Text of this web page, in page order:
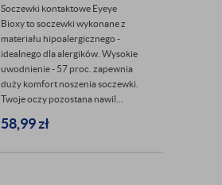
Soczewki kontaktowe Eyeye
Bioxy to soczewki wykonane z
materiału hipoalergicznego -
idealnego dla alergików. Wysokie
uwodnienie - 57 proc. zapewnia
duży komfort noszenia soczewki.
Twoje oczy pozostana nawil...
58,99zł